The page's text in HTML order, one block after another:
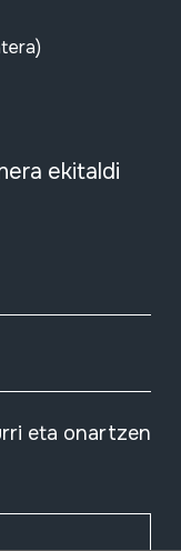
ekitaldi
eta onartzen